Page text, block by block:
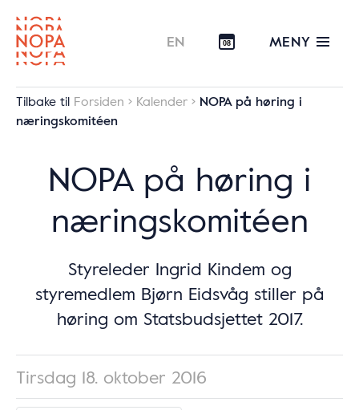
EN 08 MENY
Tilbake til Forsiden Kalender
NOPA på høring i
næringskomitéen
NOPA på høring i
næringskomitéen
Styreleder Ingrid Kindem og
styremedlem Bjørn Eidsvåg stiller på
høring om Statsbudsjettet 2017.
Tirsdag 18. oktober 2016